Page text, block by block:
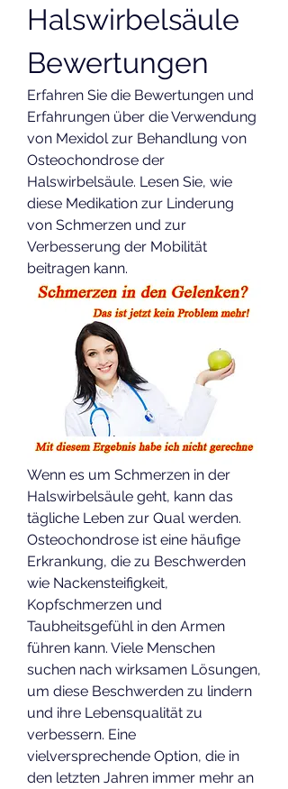
Halswirbelsäule
Bewertungen
Erfahren Sie die Bewertungen und
Erfahrungen über die Verwendung
von Mexidol zur Behandlung von
Osteochondrose der
Halswirbelsäule. Lesen Sie, wie
diese Medikation zur Linderung
von Schmerzen und zur
Verbesserung der Mobilität
beitragen kann.
Wenn es um Schmerzen in der
Halswirbelsäule geht, kann das
tägliche Leben zur Qual werden.
Osteochondrose ist eine häufige
Erkrankung, die zu Beschwerden
wie Nackensteifigkeit,
Kopfschmerzen und
Taubheitsgefühl in den Armen
führen kann. Viele Menschen
suchen nach wirksamen Lösungen,
um diese Beschwerden zu lindern
und ihre Lebensqualität zu
verbessern. Eine
vielversprechende Option, die in
den letzten Jahren immer mehr an